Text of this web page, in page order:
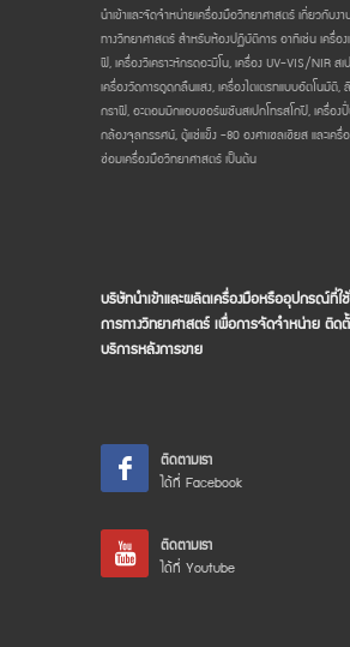
นำเข้าและจัดจำหน่ายเครื่องมือวิทยาศาสตร์ เกี่ยวกับงา
ทางวิทยาศาสตร์ สำหรับห้องปฏิบัติการ อาทิเช่น เครื่อ
ฟี, เครื่องวิเคราะห์กรดอะมิโน, เครื่อง UV-VIS/NIR สเ
เครื่องวัดการดูดกลืนแสง, เครื่องไตเตรทแบบอัตโนมัติ,
กราฟี, อะตอมมิกแอบซอร์พชันสเปกโทรสโกปี, เครื่อง
กล้องจุลทรรศน์, ตู้แช่แข็ง -80 องศาเซลเซียส และเครื่
ซ่อมเครื่องมือวิทยาศาสตร์ เป็นต้น
บริษัทนำเข้าและผลิตเครื่องมือหรืออุปกรณ์ที่ใ
การทางวิทยาศาสตร์ เพื่อการจัดจำหน่าย ติด
บริการหลังการขาย
ติดตามเรา
ได้ที่ Facebook
ติดตามเรา
ได้ที่ Youtube